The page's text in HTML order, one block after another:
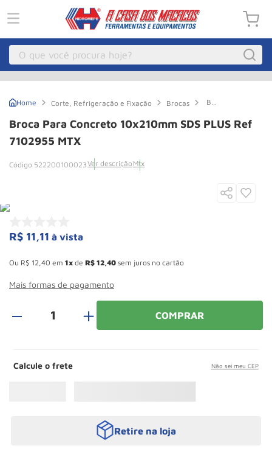
O que você procura hoje?
Corte, Refrigeração e Fixação Brocas
Broca
Concreto
10x210mm
Broca Para Concreto 10x210mm SDS PLUS Ref
7102955 MTX
522200100023Ver descrição Mtx
R$ 11,11 à vista
Ou R$ 12 40 em 1 de R$ 12 40 sem juros no cartão
Mais formas de pagamento
＋ COMPRAR
Calcule o frete Não sei meu CEP
Retire na loja
Guincho Eletrico
º Macaco Hidraulico
8 Talha
9º Paleteira
10 º Rodizio